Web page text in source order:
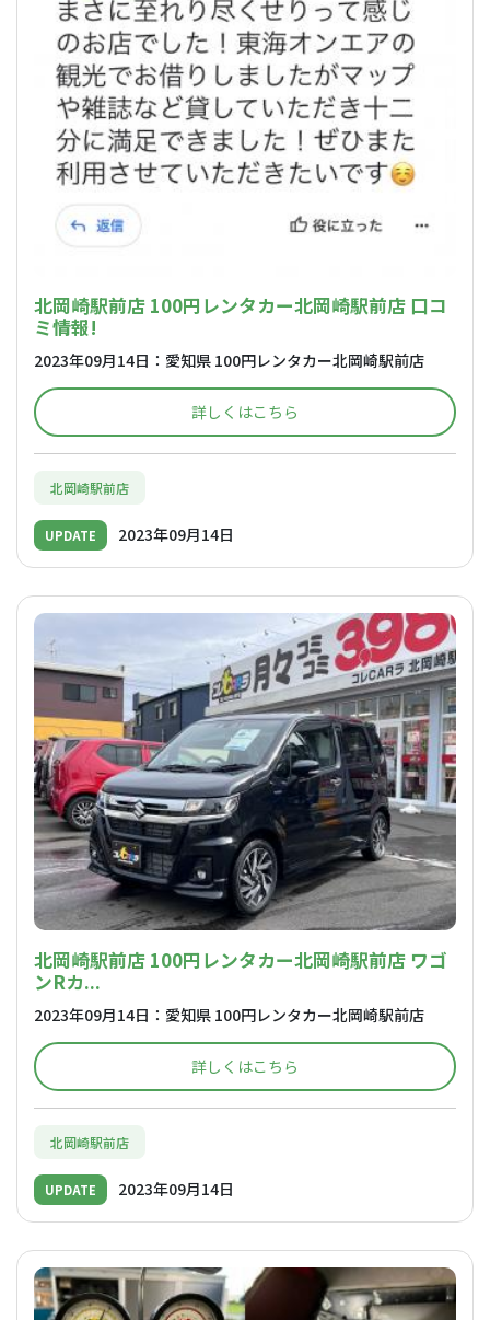
北岡崎駅前店 100円レンタカー北岡崎駅前店 口コ
ミ情報!
2023年09月14日：愛知県 100円レンタカー北岡崎駅前店
詳しくはこちら
北岡崎駅前店
UPDATE 2023年09月14日
北岡崎駅前店 100円レンタカー北岡崎駅前店 ワゴ
ンRカ...
2023年09月14日：愛知県 100円レンタカー北岡崎駅前店
詳しくはこちら
北岡崎駅前店
UPDATE 2023年09月14日